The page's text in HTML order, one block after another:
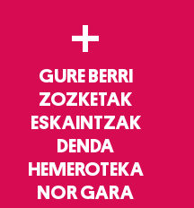
+
GURE BERRI
ZOZKETAK
ESKAINTZAK
DENDA
HEMEROTEKA
NOR GARA